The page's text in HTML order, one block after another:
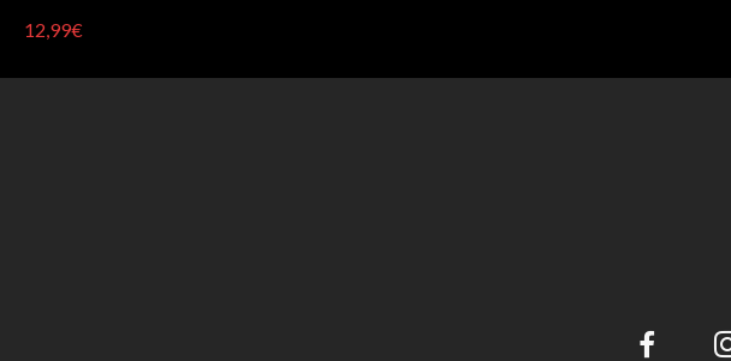
12,99€